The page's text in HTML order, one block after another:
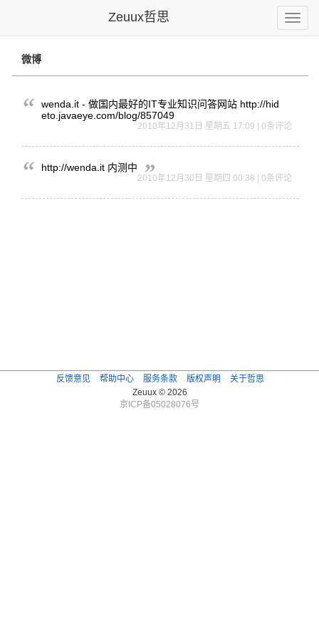
Toggle
Zeuux哲思
微博
wenda.it - 做国内最好的IT专业知识问答网站 http://hid
eto.javaeye.com/blog/857049
2010年12月31日 星期五 17:09 | 0条评论
http://wenda.it 内测中
2010年12月30日 星期四 00:38 | 0条评论
反馈意见 帮助中心 服务条款 版权声明
关于哲思
Zeuux © 2026
京ICP备05028076号